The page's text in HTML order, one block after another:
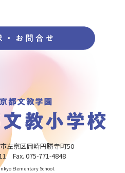
左京区岡崎円勝寺町50
Fax. 075-771-4848
Elementary School.